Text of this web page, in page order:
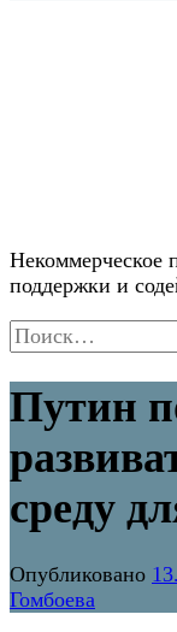
Некоммерческое
поддержки и
Найти:
Путин
среду
Опубликовано
Гомбоева